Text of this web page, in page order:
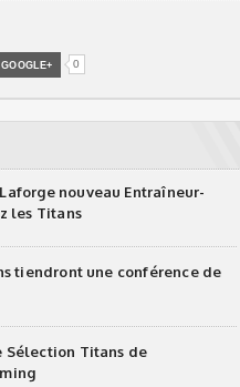
GOOGLE+ 0
nouveau Entraîneur-
les Titans
tiendront une conférence de
Sélection Titans de